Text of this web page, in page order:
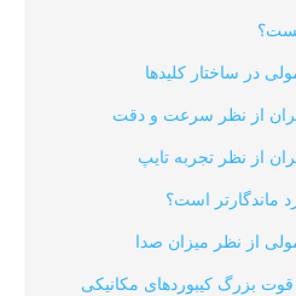
در ساختار کلیدها
از نظر سرعت و دقت
از نظر تجربه تایپ
ماندگارتر است؟
از نظر میزان صدا
بزرگ کیبوردهای مکانیکی